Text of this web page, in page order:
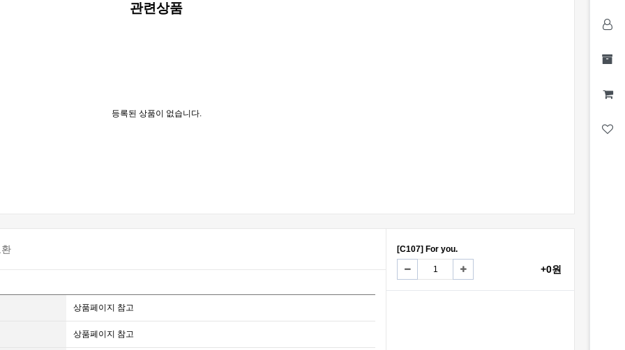
관련상품
등록된 상품이 없습니다.
상품페이지 참고
상품페이지 참고
[C107] For you.
+0원